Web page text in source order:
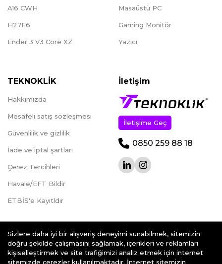
A16 CWH
H27E6
Ender 3 V3 Core XZ
Masaüstü PC
Gaming Monitör
Yazıcı
TEKNOKLİK
Hakkımızda
Mesafeli satış sözleşmesi
Güvenlilik ve gizlilik
İade ve iptal şartları
Çerez Tercihleri
Havale/EFT Bildir
ETBİS'e Kayıtldır
İletişim
İletişime Geç
0850 259 88 18
teknoklik.com © 2026 - Her Hakkı Saklıdır.
Sizlere daha iyi bir alışveriş deneyimi sunabilmek, sitemizin
doğru şekilde çalışmasını sağlamak, içerikleri ve reklamları
kişiselleştirmek ve site trafiğimizi analiz etmek için internet
sitemizde çerezler kullanılmaktadır. İnternet sitemizin